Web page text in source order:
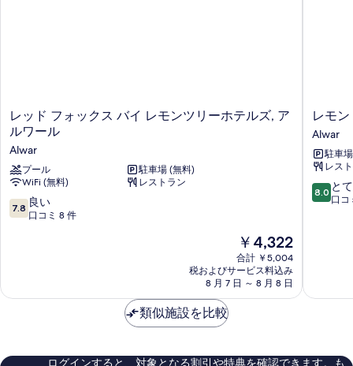
レ
ッ
フ
ォ
ッ
ク
ス
ツ
テ
レッド フォックス バイ レモンツリーホテルズ, ア
ルワール
Alwar
プール
駐車場 (無料)
WiFi (無料)
レストラン
10
段
口
件
7.8 良い
口コミ 8 件
現
在
の
料
金
￥4,322
合計 ￥5,004
税およびサービス料込み
8 月 7 日 ～ 8 月 8 日
レ
モ
ン
ツ
リ
ー
ホ
Alwar
レモ
Alwar
駐車
レス
10
段
良
ミ
8.0 と
口コ
類似施設を比較
ログインすると、対象となる割引や特典を確認できます。も